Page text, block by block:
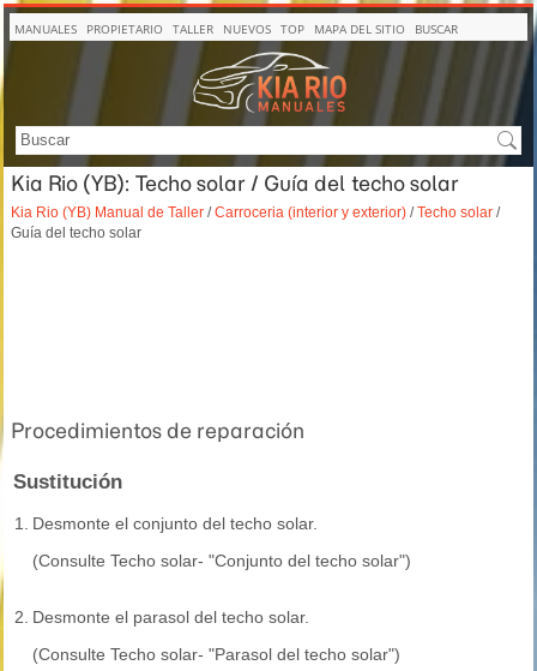
MANUALES PROPIETARIO TALLER NUEVOS TOP MAPA DEL SITIO BUSCAR
Kia Rio (YB): Techo solar / Guía del techo solar
Kia Rio (YB) Manual de Taller /Carroceria (interior y exterior) /Techo solar /
Guía del techo solar
Procedimientos de reparación
Sustitución
1.
Desmonte el conjunto del techo solar.
(Consulte Techo solar- "Conjunto del techo solar")
2. Desmonte el parasol del techo solar.
(Consulte Techo solar- "Parasol del techo solar")